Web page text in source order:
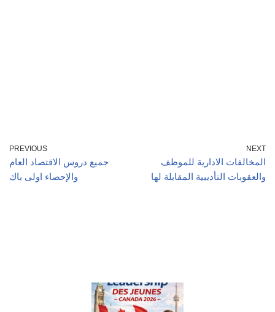
PREVIOUS
جميع دروس الاقتصاد العام
والإحصاء اولى باك
NEXT
المخالفات الادارية للموظف
والعقوبات التأديبية المقابلة لها